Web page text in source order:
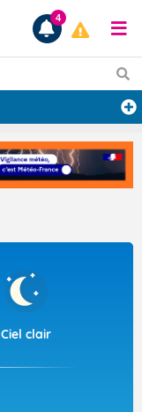
4
Ciel clair